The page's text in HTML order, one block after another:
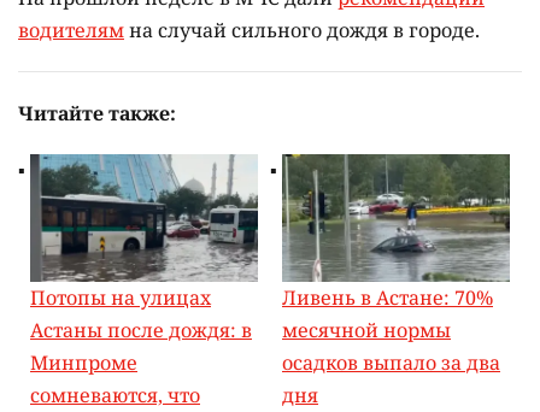
водителямна случай сильного дождя в городе.
Читайте также:
Потопы на улицах
Астаны после дождя: в
Минпроме
сомневаются, что
Ливень в Астане: 70%
месячной нормы
осадков выпало за два
дня